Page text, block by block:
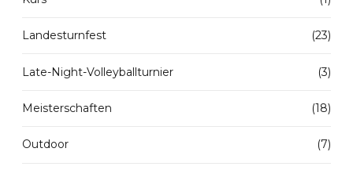
Landesturnfest (23)
Late-Night-Volleyballturnier (3)
Meisterschaften (18)
Outdoor (7)